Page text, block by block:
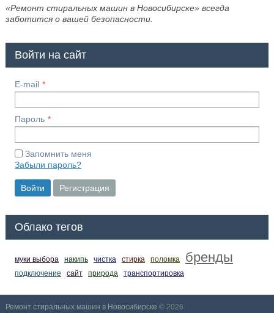
«Ремонт стиральных машин в Новосибирске» всегда
заботится о вашей безопасности.
Войти на сайт
E-mail
Пароль
Запомнить меня
Забыли пароль?
Войти Регистрация
Облако тегов
муки выбора накипь чистка стирка поломка бренды
подключение сайт природа транспортировка
Ремонт стиральных машин в Новосибирске © 2026